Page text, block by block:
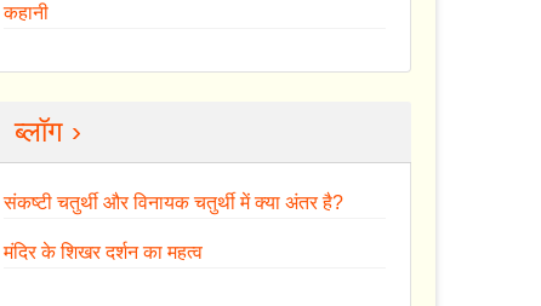
कहानी
ब्लॉग ›
संकष्टी चतुर्थी और विनायक चतुर्थी में क्या अंतर है?
मंदिर के शिखर दर्शन का महत्व